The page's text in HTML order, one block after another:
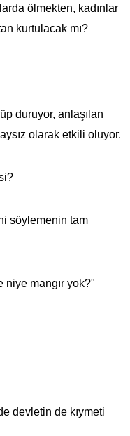
ölmekten, kadınlar
kurtulacak mı?
duruyor, anlaşılan
olarak etkili oluyor.
söylemenin tam
niye mangır yok?"
devletin de kıymeti